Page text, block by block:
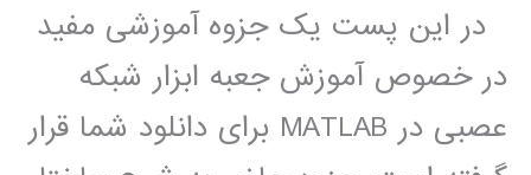
در این پست یک جزوه آموزشی مفید
در خصوص آموزش جعبه ابزار شبکه
عصبی در MATLAB برای دانلود شما قرار